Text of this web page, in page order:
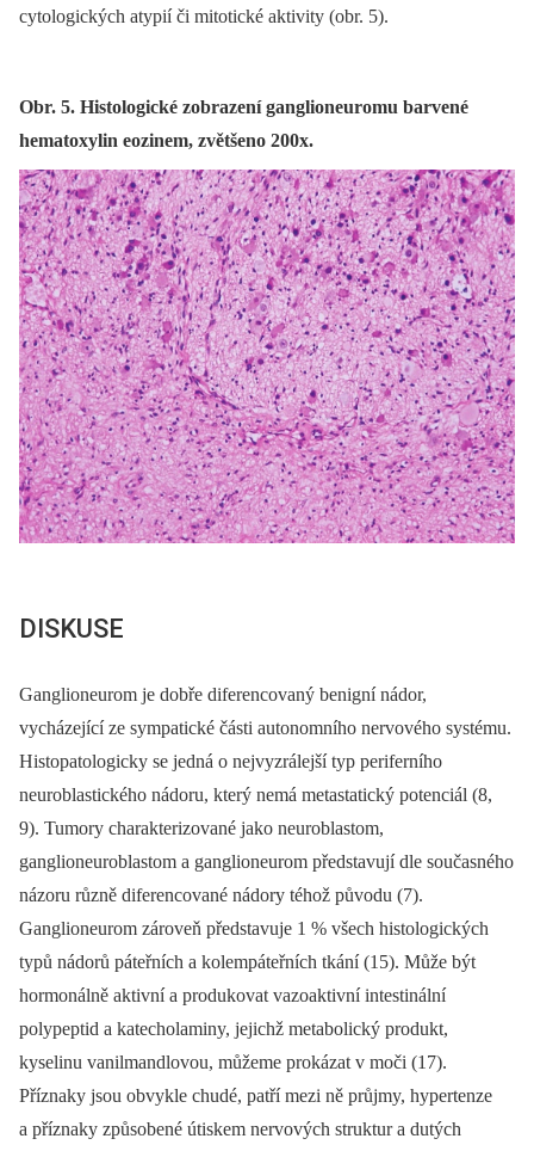
cytologických atypií či mitotické aktivity (obr. 5).
Obr. 5. Histologické zobrazení ganglioneuromu barvené
hematoxylin eozinem, zvětšeno 200x.
DISKUSE
Ganglioneurom je dobře diferencovaný benigní nádor,
vycházející ze sympatické části autonomního nervového systému.
Histopatologicky se jedná o nejvyzrálejší typ periferního
neuroblastického nádoru, který nemá metastatický potenciál (8,
9). Tumory charakterizované jako neuroblastom,
ganglioneuroblastom a ganglioneurom představují dle současného
názoru různě diferencované nádory téhož původu (7).
Ganglioneurom zároveň představuje 1 % všech histologických
typů nádorů páteřních a kolempáteřních tkání (15). Může být
hormonálně aktivní a produkovat vazoaktivní intestinální
polypeptid a katecholaminy, jejichž metabolický produkt,
kyselinu vanilmandlovou, můžeme prokázat v moči (17).
Příznaky jsou obvykle chudé, patří mezi ně průjmy, hypertenze
a příznaky způsobené útiskem nervových struktur a dutých